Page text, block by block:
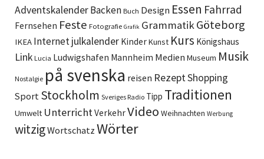
AdventskalenderBacken Buch Design Essen Fahrrad
Fernsehen Feste Fotografie Grafik GrammatikGöteborg
IKEA Internetjulkalender KinderKunst Kurs Königshaus
Link Lucia Ludwigshafen Mannheim Medien Museum Musik
Nostalgie på svenska reisen RezeptShopping
Sport Stockholm Sveriges Radio Tipp Traditionen
Umwelt UnterrichtVerkehrVideo Weihnachten Werbung
witzigWortschatz Wörter